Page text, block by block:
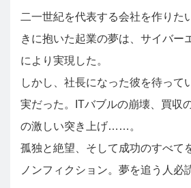
二一世紀を代表する会社を作り
きに抱いた起業の夢は、サイバー
により実現した。
しかし、社長になった彼を待って
実だった。ITバブルの崩壊、買収
の激しい突き上げ……。
孤独と絶望、そして成功のすべて
ノンフィクション。夢を追う人必